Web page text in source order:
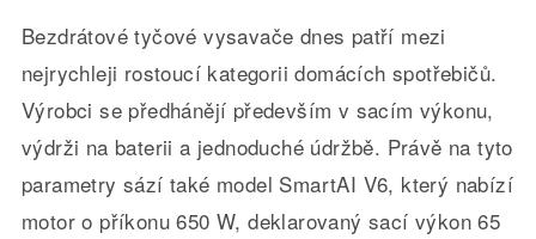
Bezdrátové tyčové vysavače dnes patří mezi
nejrychleji rostoucí kategorii domácích spotřebičů.
Výrobci se předhánějí především v sacím výkonu,
výdrži na baterii a jednoduché údržbě. Právě na tyto
parametry sází také model SmartAI V6, který nabízí
motor o příkonu 650 W, deklarovaný sací výkon 65